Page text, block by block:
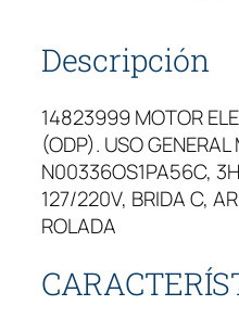
r
c
o
W
E
G
o
Descripción
14823999 MOTOR
(ODP). USO
N00336OS1PA56C,
127/220V, BRIDA C,
ROLADA